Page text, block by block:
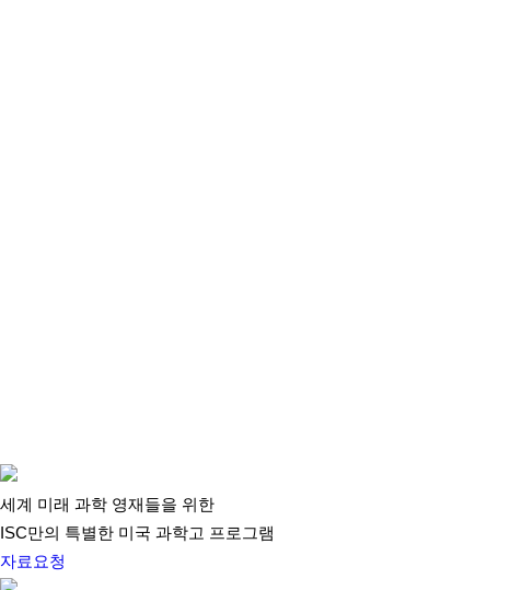
세계 미래 과학 영재들을 위한
ISC만의 특별한 미국 과학고 프로그램
자료요청